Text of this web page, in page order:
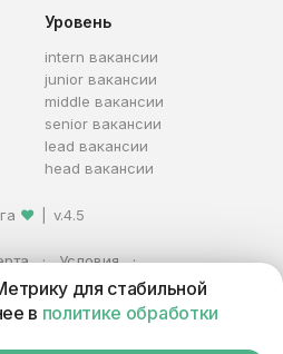
Уровень
intern вакансии
junior вакансии
middle вакансии
senior вакансии
lead вакансии
head вакансии
❤
v.4.5
Условия
ИНН 663005711880 · ОГРНИП
для стабильной
в политике обработки